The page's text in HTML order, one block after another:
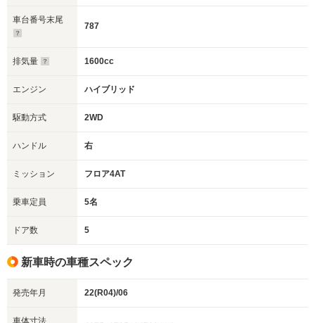
車台番号末尾
787
排気量 1600cc
エンジン ハイブリッド
駆動方式 2WD
ハンドル 右
ミッション フロア4AT
乗車定員 5名
ドア数 5
新車時の車種スペック
発売年月 22(R04)/06
車体寸法